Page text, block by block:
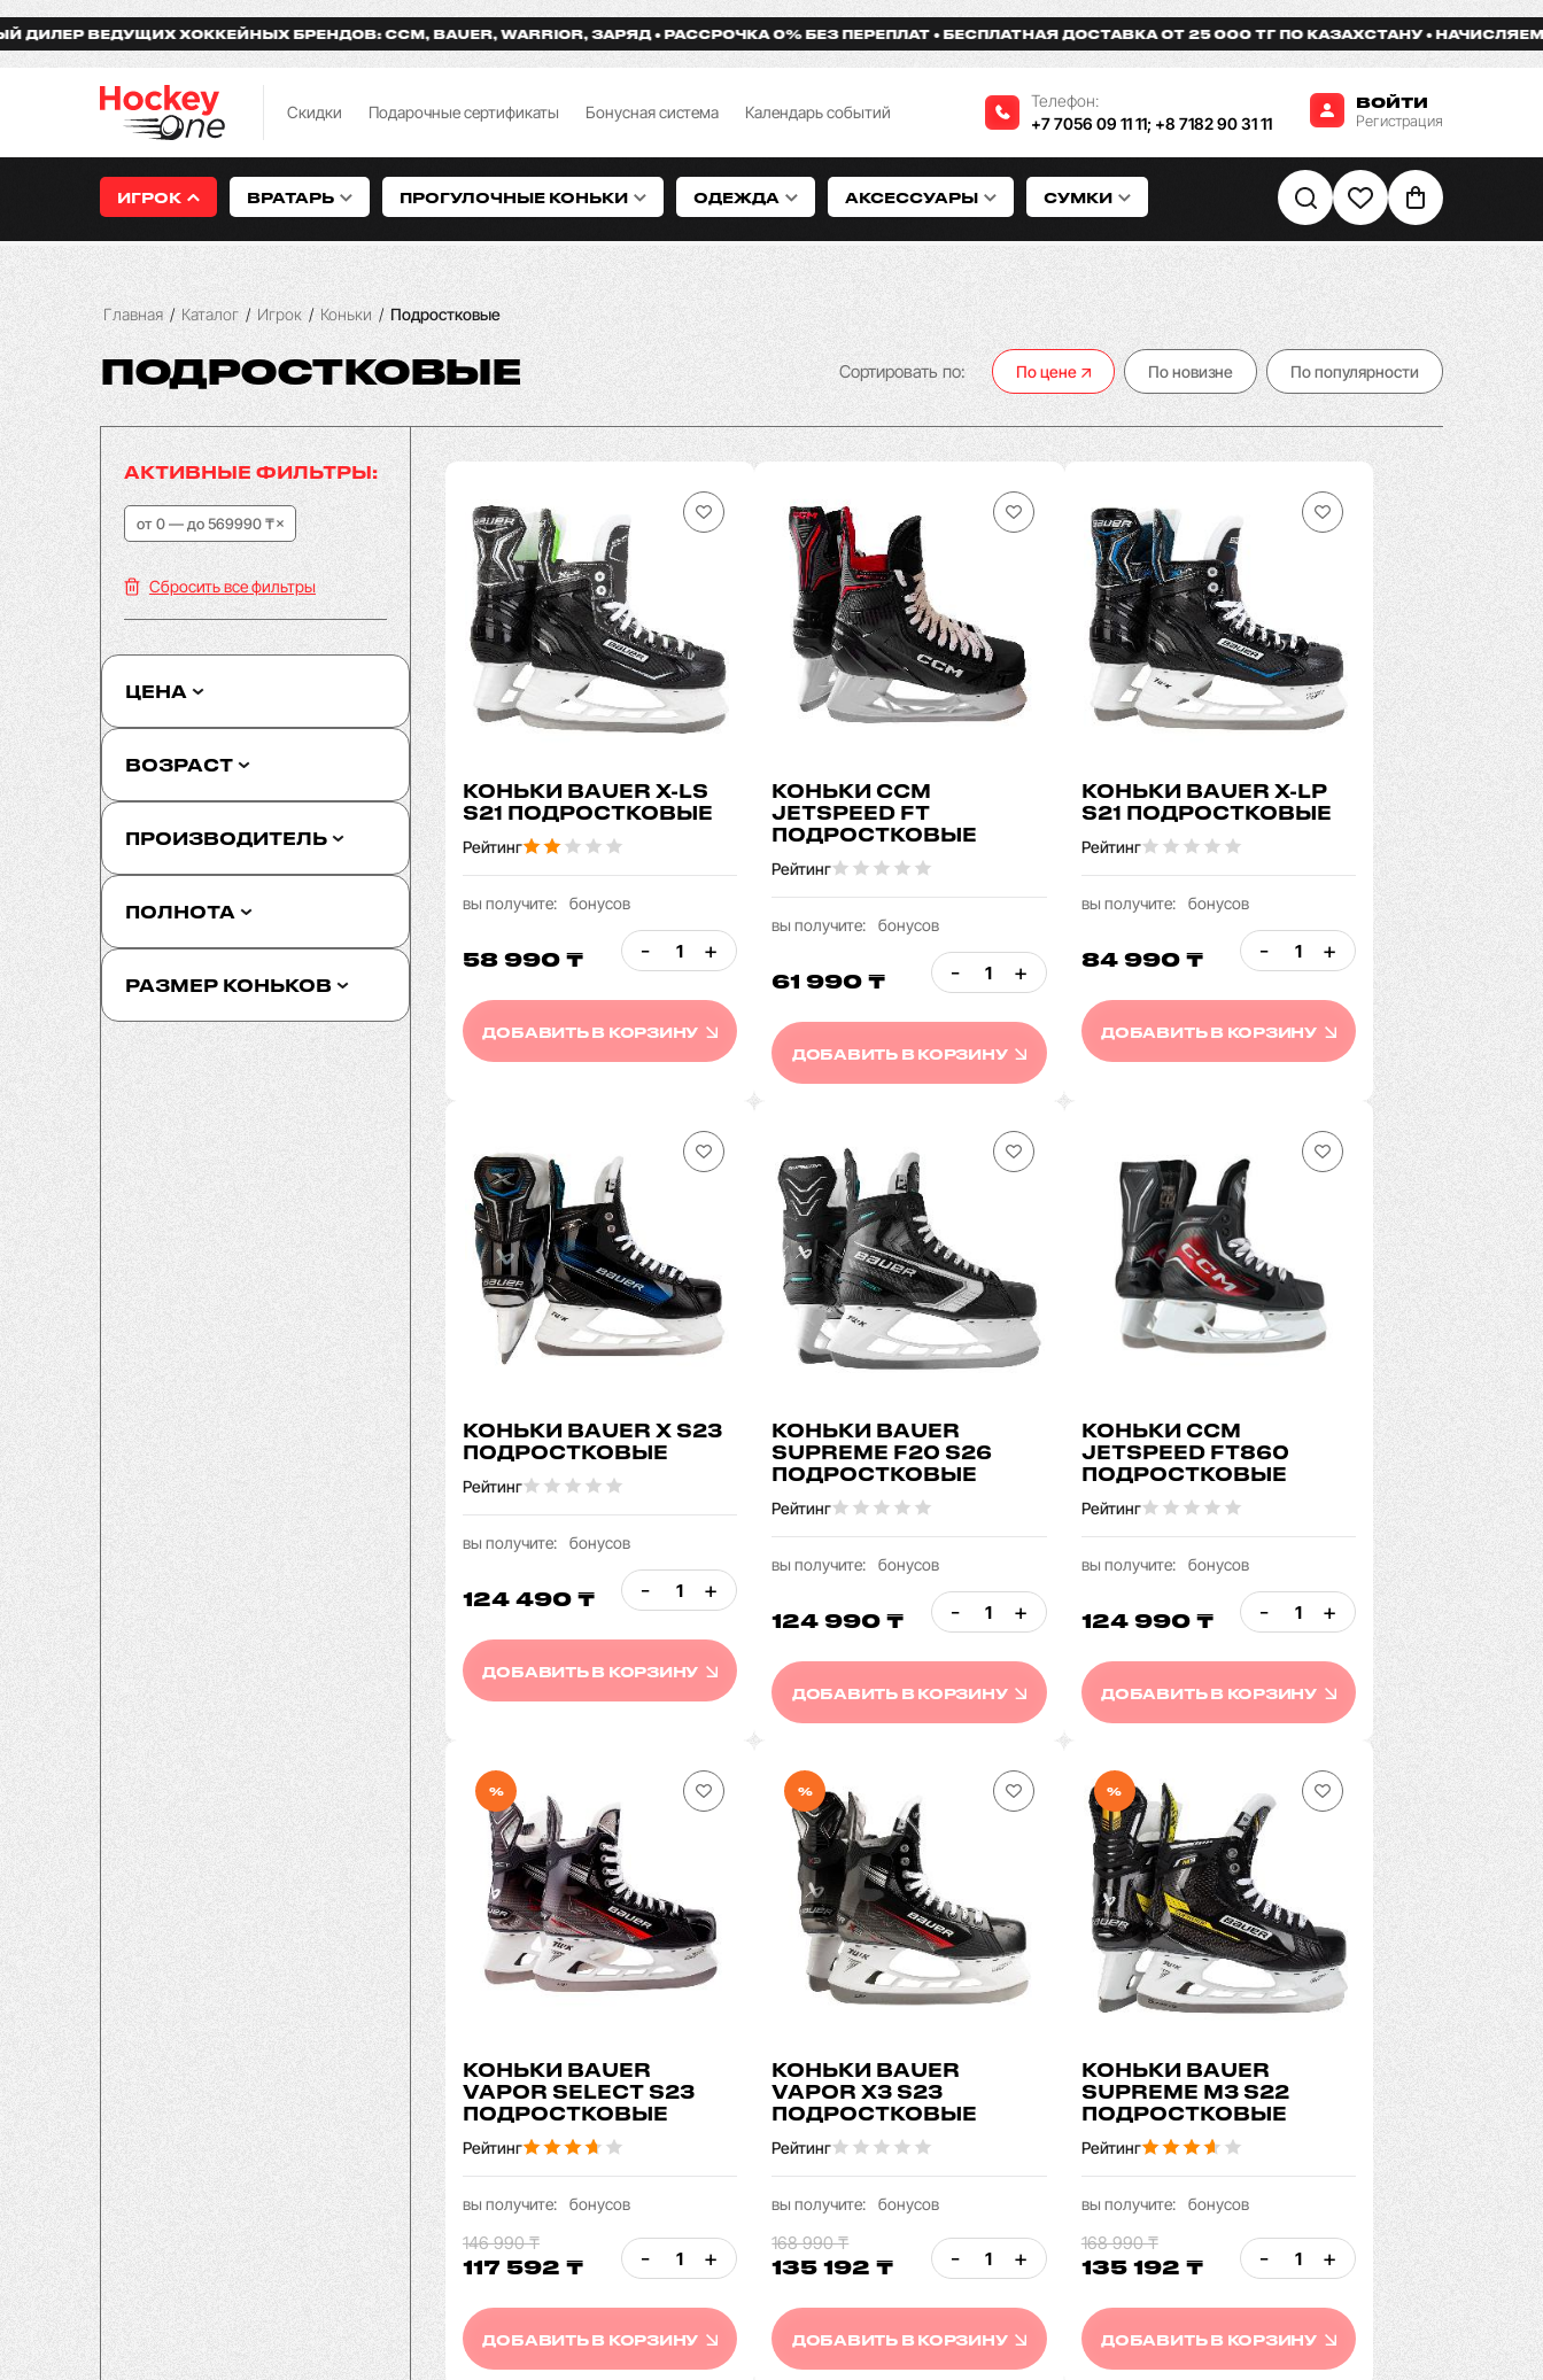
ХОККЕЙНЫХ БРЕНДОВ: CCM, BAUER, WARRIOR, ЗАРЯД РАССРОЧКА 0% БЕЗ ПЕРЕПЛАТ БЕСПЛАТНАЯ ДОСТАВКА ОТ 25 000 ТГ ПО КАЗАХСТАНУ НАЧИСЛЯЕМ БОНУСЫ ЗА
Скидки Подарочные сертификаты Бонусная система Календарь событий
Телефон:
+7 7056 09 11 11; +8 7182 90 31 11
ВОЙТИ
Регистрация
ИГРОК ВРАТАРЬ ПРОГУЛОЧНЫЕ КОНЬКИ ОДЕЖДА АКСЕССУАРЫ СУМКИ
Главная / Каталог / Игрок / Коньки / Подростковые
ПОДРОСТКОВЫЕ Сортировать по: По цене По новизне По популярности
АКТИВНЫЕ ФИЛЬТРЫ:
от 0 — до 569990 ₸
Сбросить все фильтры
ЦЕНА
ВОЗРАСТ
ПРОИЗВОДИТЕЛЬ
ПОЛНОТА
РАЗМЕР КОНЬКОВ
КОНЬКИ BAUER X-LS
S21 ПОДРОСТКОВЫЕ
Рейтинг
вы получите: бонусов
58 990 ₸ - +
ДОБАВИТЬ В КОРЗИНУ
КОНЬКИ CCM
JETSPEED FT
ПОДРОСТКОВЫЕ
Рейтинг
вы получите: бонусов
61 990 ₸ - +
ДОБАВИТЬ В КОРЗИНУ
КОНЬКИ BAUER X-LP
S21 ПОДРОСТКОВЫЕ
Рейтинг
вы получите: бонусов
84 990 ₸ - +
ДОБАВИТЬ В КОРЗИНУ
КОНЬКИ BAUER X S23
ПОДРОСТКОВЫЕ
Рейтинг
вы получите: бонусов
124 490 ₸ - +
ДОБАВИТЬ В КОРЗИНУ
КОНЬКИ BAUER
SUPREME F20 S26
ПОДРОСТКОВЫЕ
Рейтинг
вы получите: бонусов
124 990 ₸ - +
ДОБАВИТЬ В КОРЗИНУ
КОНЬКИ CCM
JETSPEED FT860
ПОДРОСТКОВЫЕ
Рейтинг
вы получите: бонусов
124 990 ₸ - +
ДОБАВИТЬ В КОРЗИНУ
%
КОНЬКИ BAUER
VAPOR SELECT S23
ПОДРОСТКОВЫЕ
Рейтинг
вы получите: бонусов
146 990 ₸
117 592 ₸ - +
ДОБАВИТЬ В КОРЗИНУ
%
КОНЬКИ BAUER
VAPOR X3 S23
ПОДРОСТКОВЫЕ
Рейтинг
вы получите: бонусов
168 990 ₸
135 192 ₸ - +
ДОБАВИТЬ В КОРЗИНУ
%
КОНЬКИ BAUER
SUPREME M3 S22
ПОДРОСТКОВЫЕ
Рейтинг
вы получите: бонусов
168 990 ₸
135 192 ₸ - +
ДОБАВИТЬ В КОРЗИНУ